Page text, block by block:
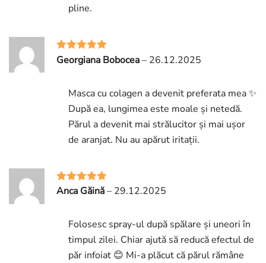
pline.
Rated5out
Georgiana Bobocea– 26.12.2025
Masca cu colagen a devenit preferata mea ✨
După ea, lungimea este moale și netedă.
Părul a devenit mai strălucitor și mai ușor
de aranjat. Nu au apărut iritații.
Rated5out
Anca Găină– 29.12.2025
Folosesc spray-ul după spălare și uneori în
timpul zilei. Chiar ajută să reducă efectul de
păr infoiat 😊 Mi-a plăcut că părul rămâne